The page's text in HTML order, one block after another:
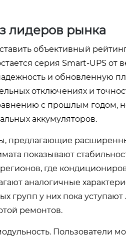
лидеров рынка
объективный
серия Smart-UPS от
и обновленную
отключениях и
с прошлым годом,
аккумуляторов.
предлагающие
показывают
где
аналогичные
групп у них пока
ремонтов.
Пользователи